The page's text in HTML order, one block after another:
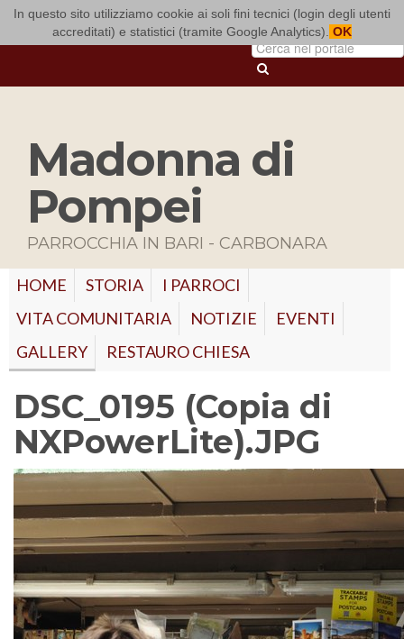
In questo sito utilizziamo cookie ai soli fini tecnici (login degli utenti
accreditati) e statistici (tramite Google Analytics). OK
ARCIDIOCESI DI BARI-BITONTO
Madonna di
Pompei
PARROCCHIA IN BARI - CARBONARA
HOME STORIA
I PARROCI
VITA COMUNITARIA
NOTIZIE
EVENTI
GALLERY
RESTAURO CHIESA
DSC_0195 (Copia di
NXPowerLite).JPG